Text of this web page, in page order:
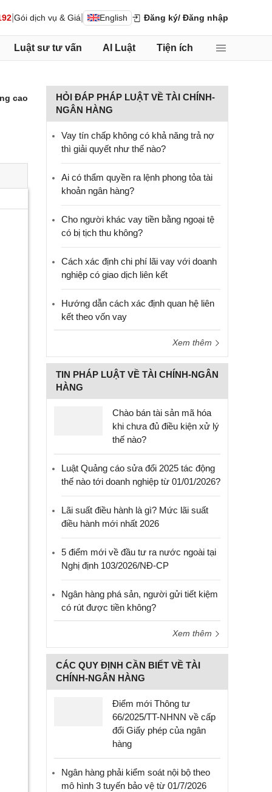
Gói dịch vụ & Giá English Đăng ký/ Đăng nhập
Luật sư tư vấn AI Luật Tiện ích
cao
HỎI ĐÁP PHÁP LUẬT VỀ TÀI CHÍNH-
NGÂN HÀNG
Vay tín chấp không có khả năng trả nợ
thì giải quyết như thế nào?
Ai có thẩm quyền ra lệnh phong tỏa tài
khoản ngân hàng?
Cho người khác vay tiền bằng ngoại tệ
có bị tịch thu không?
Cách xác định chi phí lãi vay với doanh
nghiệp có giao dịch liên kết
Hướng dẫn cách xác định quan hệ liên
kết theo vốn vay
Xem thêm
TIN PHÁP LUẬT VỀ TÀI CHÍNH-NGÂN
HÀNG
Chào bán tài sản mã hóa
khi chưa đủ điều kiện xử lý
thế nào?
Luật Quảng cáo sửa đổi 2025 tác động
thế nào tới doanh nghiệp từ 01/01/2026?
Lãi suất điều hành là gì? Mức lãi suất
điều hành mới nhất 2026
5 điểm mới về đầu tư ra nước ngoài tại
Nghị định 103/2026/NĐ-CP
Ngân hàng phá sản, người gửi tiết kiệm
có rút được tiền không?
Xem thêm
CÁC QUY ĐỊNH CẦN BIẾT VỀ TÀI
CHÍNH-NGÂN HÀNG
Điểm mới Thông tư
66/2025/TT-NHNN về cấp
đổi Giấy phép của ngân
hàng
Ngân hàng phải kiểm soát nội bộ theo
mô hình 3 tuyến bảo vệ từ 01/7/2026